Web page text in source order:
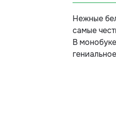
Нежные
самые
В